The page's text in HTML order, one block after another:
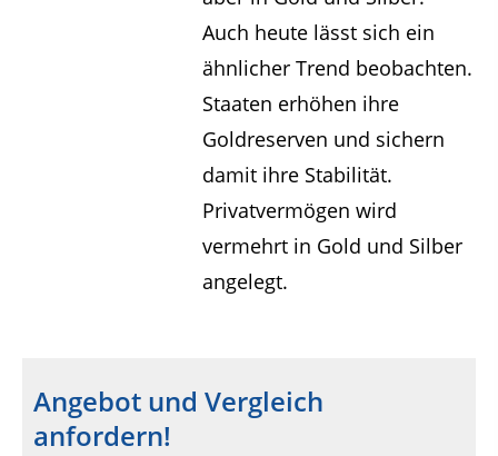
Auch heute lässt sich ein
ähnlicher Trend beobachten.
Staaten erhöhen ihre
Goldreserven und sichern
damit ihre Stabilität.
Privatvermögen wird
vermehrt in Gold und Silber
angelegt.
Angebot und Vergleich
anfordern!